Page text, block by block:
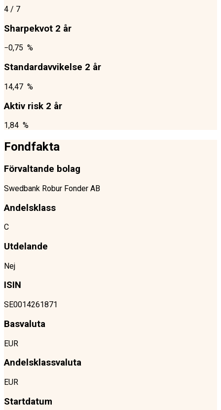
4 / 7
Sharpekvot 2 år
−0,75 %
Standardavvikelse 2 år
14,47 %
Aktiv risk 2 år
1,84 %
Fondfakta
Förvaltande bolag
Swedbank Robur Fonder AB
Andelsklass
C
Utdelande
Nej
ISIN
SE0014261871
Basvaluta
EUR
Andelsklassvaluta
EUR
Startdatum